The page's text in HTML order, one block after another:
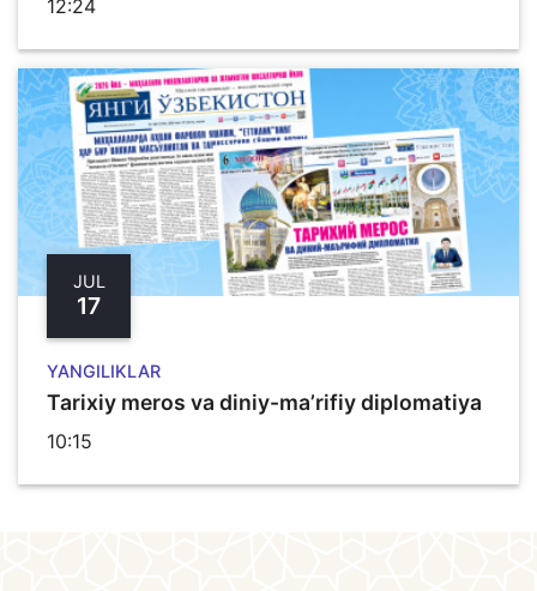
12:24
JUL
17
YANGILIKLAR
Tarixiy meros va diniy-ma’rifiy diplomatiya
10:15